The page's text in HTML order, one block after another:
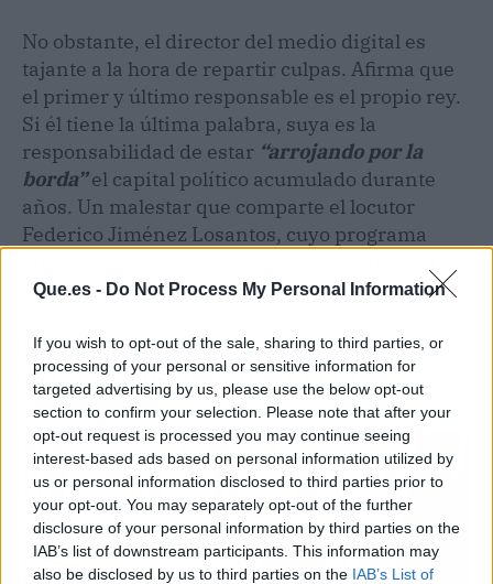
Que.es - Do Not Process My Personal Information
If you wish to opt-out of the sale, sharing to third parties, or
processing of your personal or sensitive information for
targeted advertising by us, please use the below opt-out
section to confirm your selection. Please note that after your
opt-out request is processed you may continue seeing
interest-based ads based on personal information utilized by
us or personal information disclosed to third parties prior to
your opt-out. You may separately opt-out of the further
disclosure of your personal information by third parties on the
IAB’s list of downstream participants. This information may
also be disclosed by us to third parties on the IAB’s List of
No obstante, el director del medio digital es
tajante a la hora de repartir culpas. Afirma que
el primer y último responsable es el propio rey.
Si él tiene la última palabra, suya es la
responsabilidad de estar “arrojando por la
borda”el capital político acumulado durante
años. Un malestar que comparte el locutor
Federico Jiménez Losantos, cuyo programa
arruinado el trabajo de su primera década”.
El enfado de Vox y el
distanciamiento del bloque
conservador